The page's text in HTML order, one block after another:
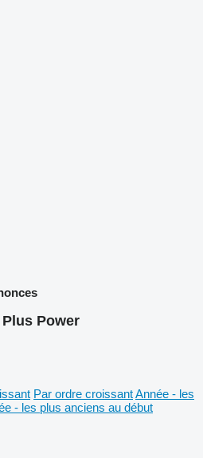
Power
Par ordre croissantAnnée - les
- les plus anciens au début